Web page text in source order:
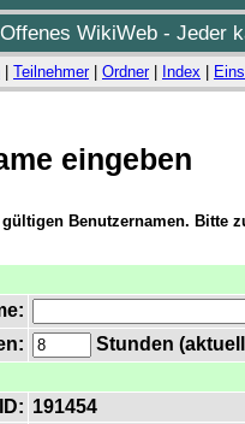
WikiWeb - Jeder
Teilnehmer| Ordner| Index
eingeben
Benutzernamen. Bitte
Stunden
191454